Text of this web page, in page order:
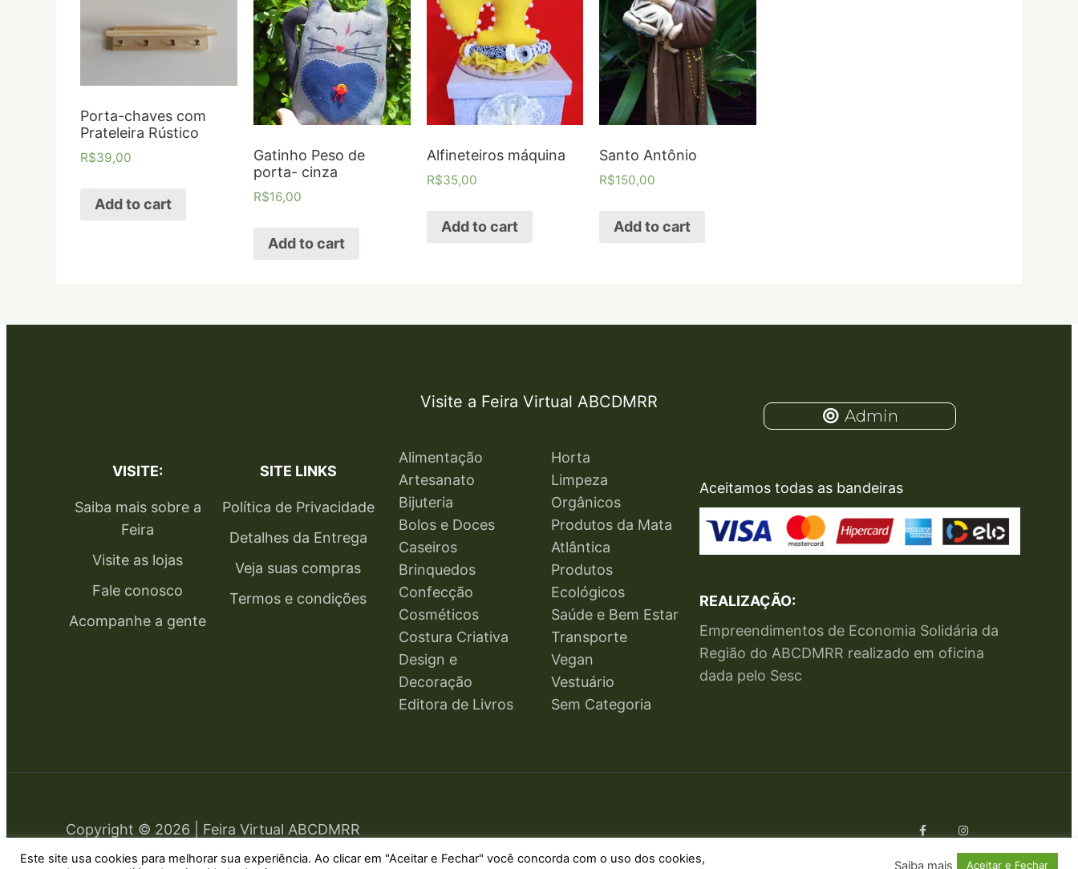
Porta-chaves com
Prateleira Rústico
R$39,00
Add to cart
Gatinho Peso de
porta- cinza
R$16,00
Add to cart
Alfineteiros máquina
R$35,00
Add to cart
Santo Antônio
R$150,00
Add to cart
VISITE:
Saiba mais sobre a
Feira
Visite as lojas
Fale conosco
Acompanhe a gente
SITE LINKS
Política de Privacidade
Detalhes da Entrega
Veja suas compras
Termos e condições
Visite a Feira Virtual ABCDMRR
Alimentação
Artesanato
Bijuteria
Bolos e Doces
Caseiros
Brinquedos
Confecção
Cosméticos
Costura Criativa
Design e
Decoração
Editora de Livros
Horta
Limpeza
Orgânicos
Produtos da Mata
Atlântica
Produtos
Ecológicos
Saúde e Bem Estar
Transporte
Vegan
Vestuário
Sem Categoria
Admin
Aceitamos todas as bandeiras
REALIZAÇÃO:
Empreendimentos de Economia Solidária da
Região do ABCDMRR realizado em oficina
dada pelo Sesc
Copyright © 2026 | Feira Virtual ABCDMRR
Este site usa cookies para melhorar sua experiência. Ao clicar em "Aceitar e Fechar" você concorda com o uso dos cookies,
Saiba mais Aceitar e Fechar